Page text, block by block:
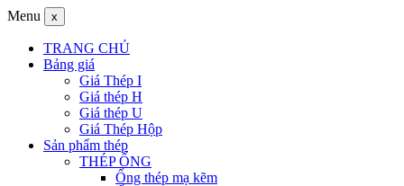
Menu x
TRANG CHỦ
Bảng giá
Giá Thép I
Giá thép H
Giá thép U
Giá Thép Hộp
Sản phẩm thép
THÉP ỐNG
Ống thép mạ kẽm